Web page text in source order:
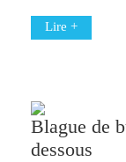
Lire +
Blague de
dessous